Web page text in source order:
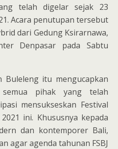
telah digelar sejak 23
Acara penutupan tersebut
dari Gedung Ksirarnawa,
Denpasar pada Sabtu
Buleleng itu mengucapkan
pihak yang telah
mensukseskan Festival
ini. Khususnya kepada
dan kontemporer Bali,
agar agenda tahunan FSBJ